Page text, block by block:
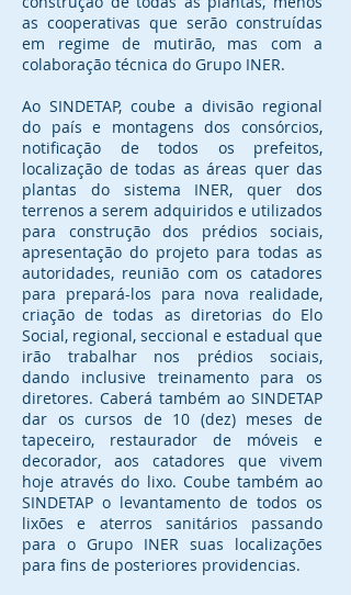
as cooperativas que serão construídas
em regime de mutirão, mas com a
colaboração técnica do Grupo INER.
Ao SINDETAP, coube a divisão regional
do país e montagens dos consórcios,
notificação de todos os prefeitos,
localização de todas as áreas quer das
plantas do sistema INER, quer dos
terrenos a serem adquiridos e utilizados
para construção dos prédios sociais,
apresentação do projeto para todas as
autoridades, reunião com os catadores
para prepará-los para nova realidade,
criação de todas as diretorias do Elo
Social, regional, seccional e estadual que
irão trabalhar nos prédios sociais,
dando inclusive treinamento para os
diretores. Caberá também ao SINDETAP
dar os cursos de 10 (dez) meses de
tapeceiro, restaurador de móveis e
decorador, aos catadores que vivem
hoje através do lixo. Coube também ao
SINDETAP o levantamento de todos os
lixões e aterros sanitários passando
para o Grupo INER suas localizações
para fins de posteriores providencias.